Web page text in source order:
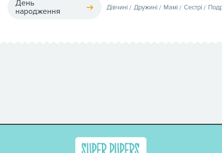
День
народження
Дівчині Дружині Мамі Сестрі